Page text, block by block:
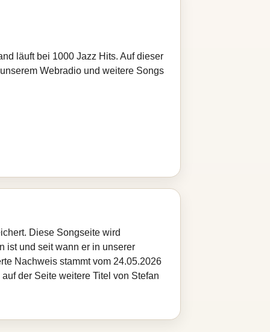
läuft bei 1000 Jazz Hits. Auf dieser
Webradio und weitere Songs
Diese Songseite wird
ist und seit wann er in unserer
Nachweis stammt vom 24.05.2026
der Seite weitere Titel von Stefan